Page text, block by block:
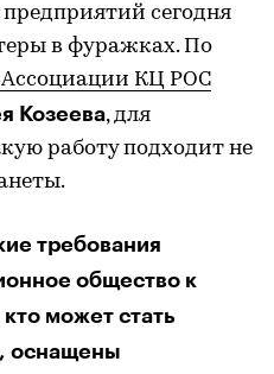
сегодня
в фуражках. По
Ассоциации КЦ РОС
Козеева, для
работу подходит не
требования
общество к
может стать
оснащены